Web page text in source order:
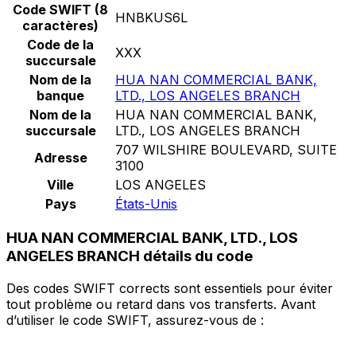
Code SWIFT (8
caractères)
HNBKUS6L
Code de la
succursale
XXX
Nom de la
banque
HUA NAN COMMERCIAL BANK,
LTD., LOS ANGELES BRANCH
Nom de la
succursale
HUA NAN COMMERCIAL BANK,
LTD., LOS ANGELES BRANCH
Adresse
707 WILSHIRE BOULEVARD, SUITE
3100
Ville
LOS ANGELES
Pays
États-Unis
HUA NAN COMMERCIAL BANK, LTD., LOS
ANGELES BRANCH détails du code
Des codes SWIFT corrects sont essentiels pour éviter
tout problème ou retard dans vos transferts. Avant
d’utiliser le code SWIFT, assurez-vous de :